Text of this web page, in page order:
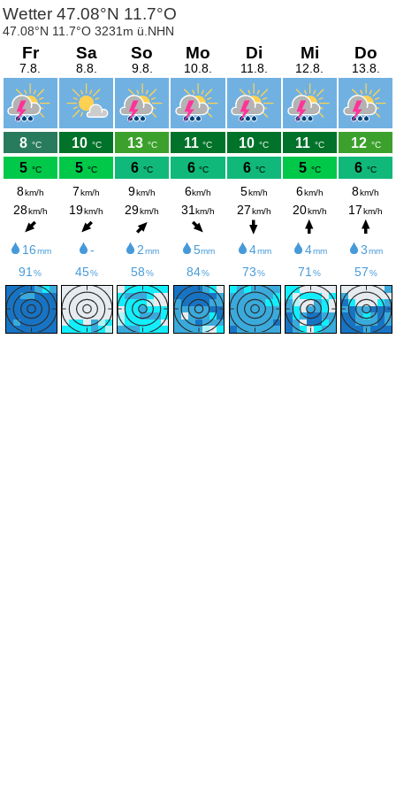
Wetter 47.08°N 11.7°O
47.08°N 11.7°O 3231m ü.NHN
Fr
7.8.
8 °C
5 °C
8km/h
28km/h
16mm
91 %
Sa
8.8.
10 °C
5 °C
7km/h
19km/h
-
45%
So
9.8.
13 °C
6 °C
9km/h
29km/h
2 mm
58%
Mo
10.8.
11 °C
6 °C
6km/h
31 km/h
5mm
84%
Di
11.8.
10 °C
6 °C
5km/h
27km/h
4mm
73%
Mi
12.8.
11 °C
5 °C
6km/h
20km/h
4mm
71 %
Do
13.8.
12 °C
6 °C
8km/h
17km/h
3mm
57%